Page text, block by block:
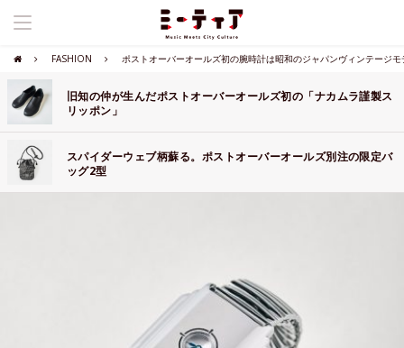
FASHION ポストオーバーオールズ初の腕時計は昭和のジャパンヴィンテージモ
旧知の仲が生んだポストオーバーオールズ初の「ナカムラ謹製ス
リッポン」
スパイダーウェブ柄蘇る。ポストオーバーオールズ別注の限定バ
ッグ2型